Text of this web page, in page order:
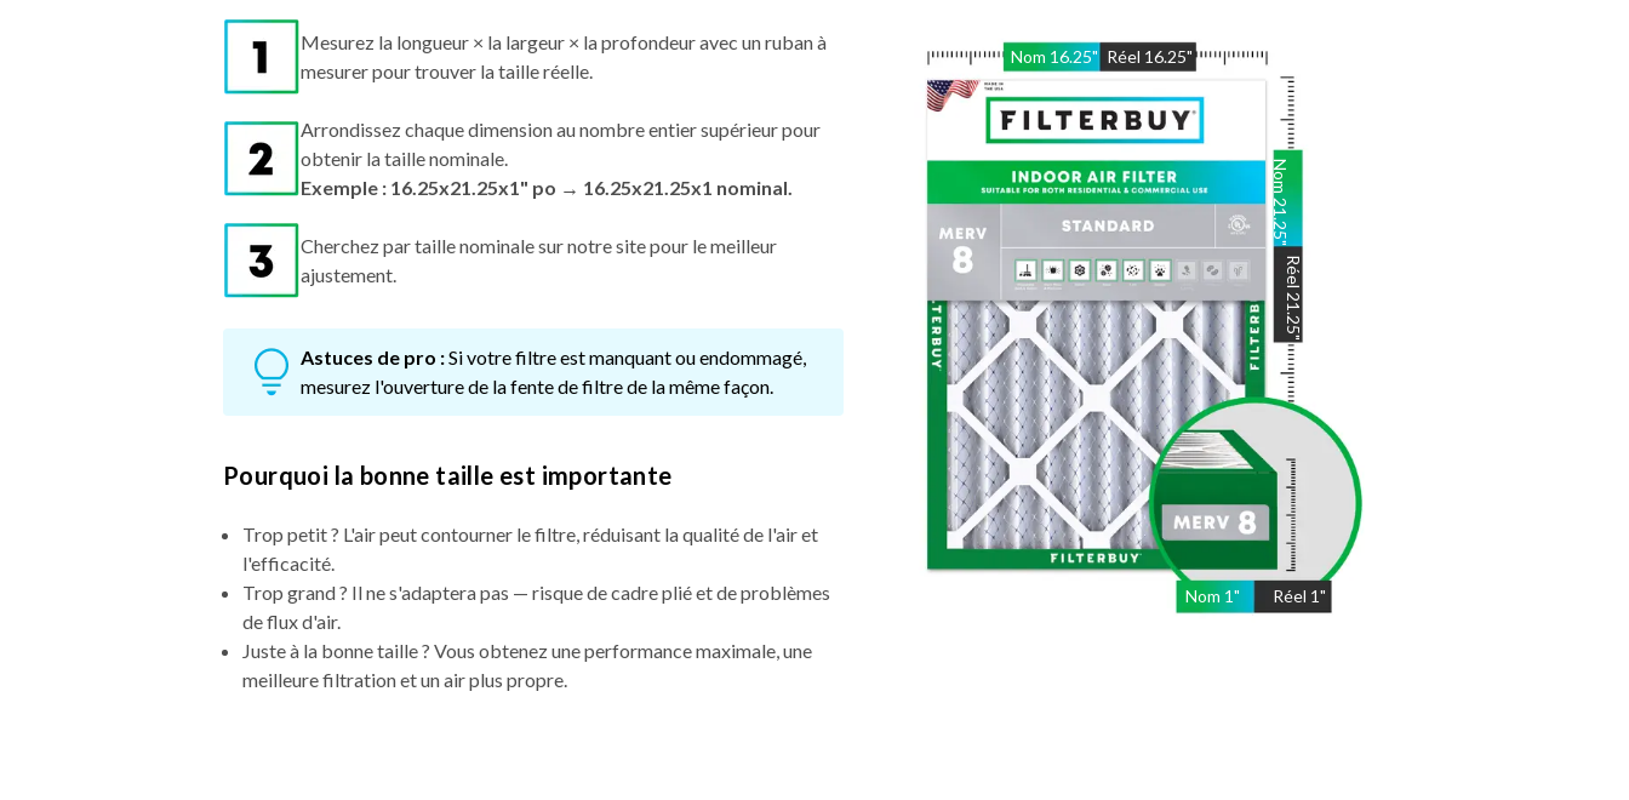
Nom 16.25" Réel 16.25"
Nom 1" Réel 1"
Nom
21.25
"
Réel
21.25
"
Mesurez la longueur × la largeur × la profondeur avec un ruban à
mesurer pour trouver la taille réelle.
Arrondissez chaque dimension au nombre entier supérieur pour
obtenir la taille nominale.
Exemple : 16.25x21.25x1" po → 16.25x21.25x1 nominal.
Cherchez par taille nominale sur notre site pour le meilleur
ajustement.
Astuces de pro :Si votre filtre est manquant ou endommagé,
mesurez l'ouverture de la fente de filtre de la même façon.
Pourquoi la bonne taille est importante
Trop petit ? L'air peut contourner le filtre, réduisant la qualité de l'air et
l'efficacité.
Trop grand ? Il ne s'adaptera pas — risque de cadre plié et de problèmes
de flux d'air.
Juste à la bonne taille ? Vous obtenez une performance maximale, une
meilleure filtration et un air plus propre.